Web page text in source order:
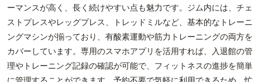
ーマンスが高く、長く続けやすい点も魅力です。ジム内には、チェ
ストプレスやレッグプレス、トレッドミルなど、基本的なトレーニ
ングマシンが揃っており、有酸素運動や筋力トレーニングの両方を
カバーしています。専用のスマホアプリを活用すれば、入退館の管
理やトレーニング記録の確認が可能で、フィットネスの進捗を簡単
に管理することができます。予約不要で気軽に利用できるため、忙